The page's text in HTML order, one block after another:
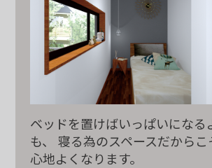
ベッドを置けばいっぱいになる
も、
寝る為のスペースだからこ
心地よくなります。